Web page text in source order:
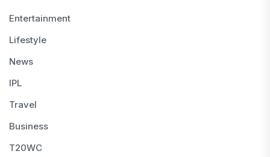
Entertainment
Lifestyle
News
IPL
Travel
Business
T20WC